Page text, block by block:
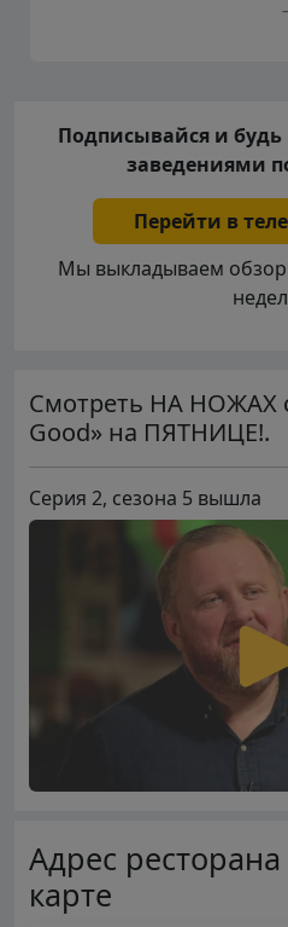
Подписывайся и будь
заведениями
Перейти в
Мы выкладываем
Смотреть НА НОЖАХ
Good» на ПЯТНИЦЕ!.
Серия 2, сезона 5 вышла
Адрес ресторана
карте